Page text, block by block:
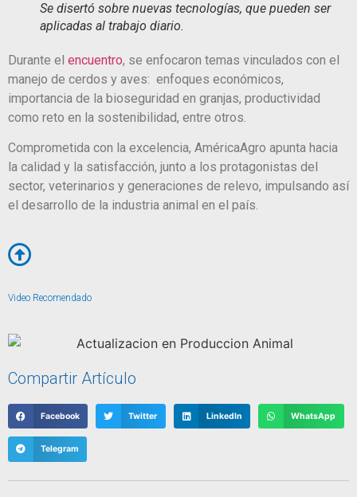
Se disertó sobre nuevas tecnologías, que pueden ser
aplicadas al trabajo diario.
Durante el encuentro, se enfocaron temas vinculados con el
manejo de cerdos y aves: enfoques económicos,
importancia de la bioseguridad en granjas, productividad
como reto en la sostenibilidad, entre otros.
Comprometida con la excelencia, AméricaAgro apunta hacia
la calidad y la satisfacción, junto a los protagonistas del
sector, veterinarios y generaciones de relevo, impulsando así
el desarrollo de la industria animal en el país.
Video Recomendado
Compartir Artículo
Facebook Twitter LinkedIn WhatsApp
Telegram